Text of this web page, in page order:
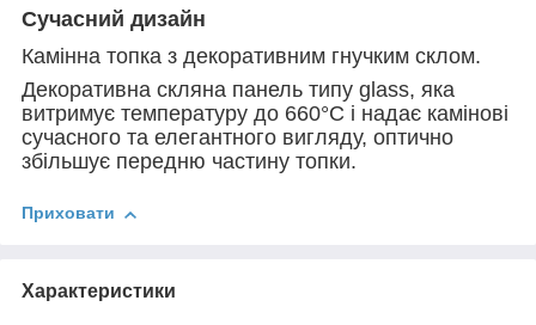
Сучасний дизайн
Камінна топка з декоративним гнучким склом.
Декоративна скляна панель типу glass, яка
витримує температуру до 660°C і надає камінові
сучасного та елегантного вигляду, оптично
збільшує передню частину топки.
Приховати
Характеристики